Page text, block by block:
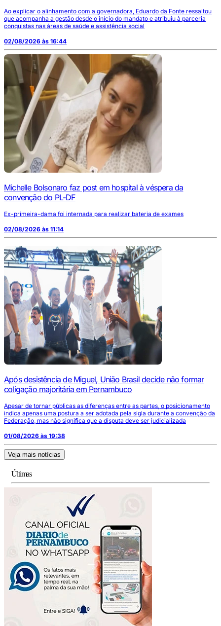
Ao explicar o alinhamento com a governadora, Eduardo da Fonte ressaltou
que acompanha a gestão desde o início do mandato e atribuiu à parceria
conquistas nas áreas de saúde e assistência social
02/08/2026 às 16:44
Michelle Bolsonaro faz post em hospital à véspera da
convenção do PL-DF
Ex-primeira-dama foi internada para realizar bateria de exames
02/08/2026 às 11:14
Após desistência de Miguel, União Brasil decide não formar
coligação majoritária em Pernambuco
Apesar de tornar públicas as diferenças entre as partes, o posicionamento
indica apenas uma postura a ser adotada pela sigla durante a convenção da
Federação, mas não significa que a disputa deve ser judicializada
01/08/2026 às 19:38
Veja mais notícias
Últimas